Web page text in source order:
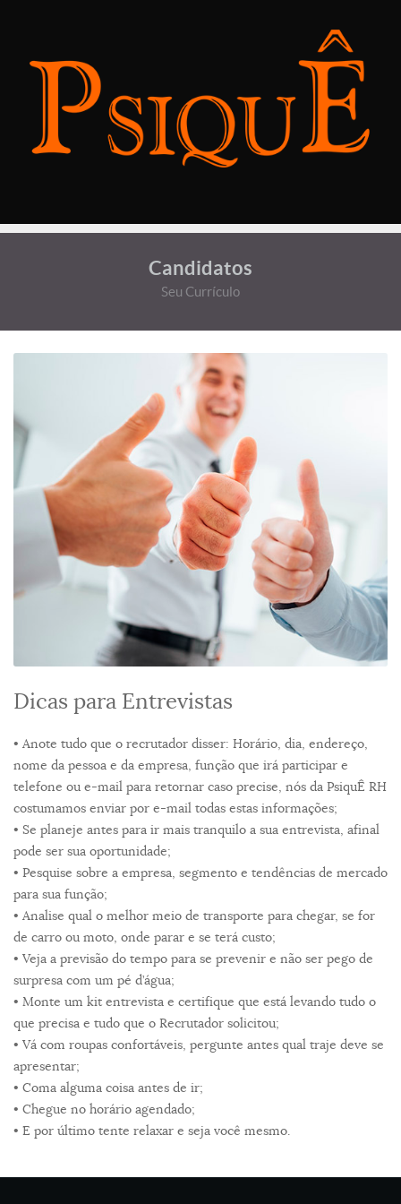
Candidatos
Seu Currículo
Dicas para Entrevistas
• Anote tudo que o recrutador disser: Horário, dia, endereço,
nome da pessoa e da empresa, função que irá participar e
telefone ou e-mail para retornar caso precise, nós da PsiquÊ RH
costumamos enviar por e-mail todas estas informações;
• Se planeje antes para ir mais tranquilo a sua entrevista, afinal
pode ser sua oportunidade;
• Pesquise sobre a empresa, segmento e tendências de mercado
para sua função;
• Analise qual o melhor meio de transporte para chegar, se for
de carro ou moto, onde parar e se terá custo;
• Veja a previsão do tempo para se prevenir e não ser pego de
surpresa com um pé d’água;
• Monte um kit entrevista e certifique que está levando tudo o
que precisa e tudo que o Recrutador solicitou;
• Vá com roupas confortáveis, pergunte antes qual traje deve se
apresentar;
• Coma alguma coisa antes de ir;
• Chegue no horário agendado;
• E por último tente relaxar e seja você mesmo.